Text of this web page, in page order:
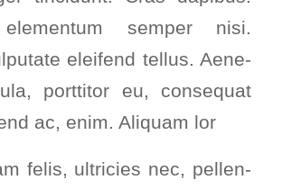
sem­per nisi.
eleifend tel­lus. Aene­
port­ti­tor eu, con­se­quat
ac, enim. Ali­quam lor
felis, ultri­ci­es nec, pel­len­